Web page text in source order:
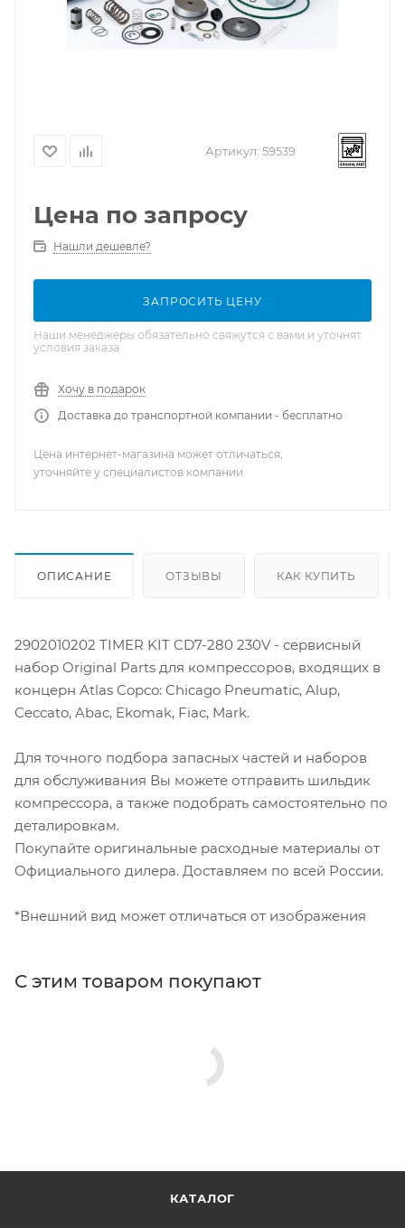
Артикул: 59539
Цена по запросу
Нашли дешевле?
ЗАПРОСИТЬ ЦЕНУ
Наши менеджеры обязательно свяжутся с вами и уточнят
условия заказа
Хочу в подарок
Доставка до транспортной компании - бесплатно
Цена интернет-магазина может отличаться,
уточняйте у специалистов компании
ОПИСАНИЕ ОТЗЫВЫ КАК КУПИТЬ
2902010202 TIMER KIT CD7-280 230V - сервисный
набор Original Parts для компрессоров, входящих в
концерн Atlas Copco: Chicago Pneumatic, Alup,
Ceccato, Abac, Ekomak, Fiac, Mark.
Для точного подбора запасных частей и наборов
для обслуживания Вы можете отправить шильдик
компрессора, а также подобрать самостоятельно по
деталировкам.
Покупайте оригинальные расходные материалы от
Официального дилера. Доставляем по всей России.
*Внешний вид может отличаться от изображения
С этим товаром покупают
КАТАЛОГ